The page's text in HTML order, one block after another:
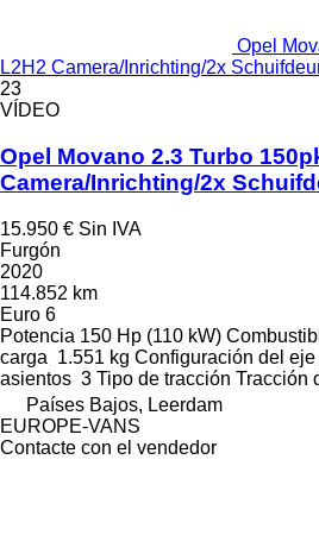
Opel
L2H2 Camera/Inrichting/2x
23
VÍDEO
Opel Movano 2.3 Turbo
Camera/Inrichting/2x
15.950 € Sin IVA
Furgón
2020
114.852 km
Euro 6
Potencia 150 Hp (110 kW)
carga 1.551 kg Configuración del eje
asientos 3 Tipo de tracción Tracción
Países Bajos, Leerdam
EUROPE-VANS
Contacte con el vendedor